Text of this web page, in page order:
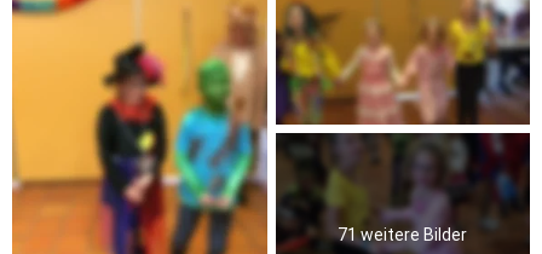
71 weitere Bilder